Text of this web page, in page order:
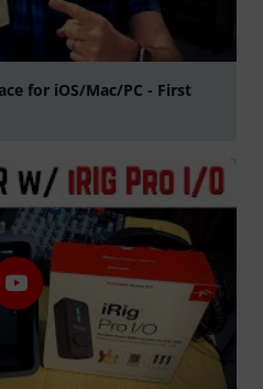
for iOS/Mac/PC - First